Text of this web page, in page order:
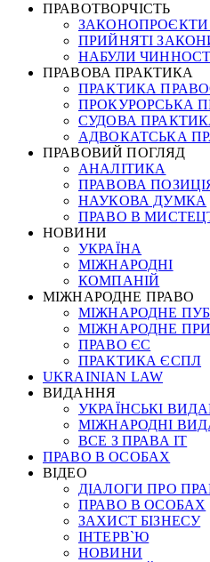
ПРАВОТВОРЧІСТЬ
ЗАКОНОПРОЄКТИ
ПРИЙНЯТІ
НАБУЛИ
ПРАВОВА ПРАКТИКА
ПРАКТИКА
ПРОКУРОРСЬКА
СУДОВА
АДВОКАТСЬКА
ПРАВОВИЙ ПОГЛЯД
АНАЛІТИКА
ПРАВОВА
НАУКОВА ДУМКА
ПРАВО В
НОВИНИ
УКРАЇНА
МІЖНАРОДНІ
КОМПАНІЙ
МІЖНАРОДНЕ ПРАВО
МІЖНАРОДНЕ
МІЖНАРОДНЕ
ПРАВО ЄС
ПРАКТИКА ЄСПЛ
UKRAINIAN LAW
ВИДАННЯ
УКРАЇНСЬКІ
МІЖНАРОДНІ
ВСЕ З ПРАВА ІТ
ПРАВО В ОСОБАХ
ВІДЕО
ДІАЛОГИ ПРО
ПРАВО В ОСОБАХ
ЗАХИСТ БІЗНЕСУ
ІНТЕРВ`Ю
НОВИНИ